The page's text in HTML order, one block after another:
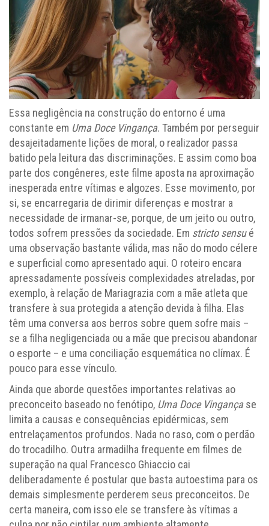
Essa negligência na construção do entorno é uma
constante em Uma Doce Vingança. Também por perseguir
desajeitadamente lições de moral, o realizador passa
batido pela leitura das discriminações. E assim como boa
parte dos congêneres, este filme aposta na aproximação
inesperada entre vítimas e algozes. Esse movimento, por
si, se encarregaria de dirimir diferenças e mostrar a
necessidade de irmanar-se, porque, de um jeito ou outro,
todos sofrem pressões da sociedade. Em stricto sensué
uma observação bastante válida, mas não do modo célere
e superficial como apresentado aqui. O roteiro encara
apressadamente possíveis complexidades atreladas, por
exemplo, à relação de Mariagrazia com a mãe atleta que
transfere à sua protegida a atenção devida à filha. Elas
têm uma conversa aos berros sobre quem sofre mais –
se a filha negligenciada ou a mãe que precisou abandonar
o esporte – e uma conciliação esquemática no clímax. É
pouco para esse vínculo.
Ainda que aborde questões importantes relativas ao
preconceito baseado no fenótipo, Uma Doce Vingançase
limita a causas e consequências epidérmicas, sem
entrelaçamentos profundos. Nada no raso, com o perdão
do trocadilho. Outra armadilha frequente em filmes de
superação na qual Francesco Ghiaccio cai
deliberadamente é postular que basta autoestima para os
demais simplesmente perderem seus preconceitos. De
certa maneira, com isso ele se transfere às vítimas a